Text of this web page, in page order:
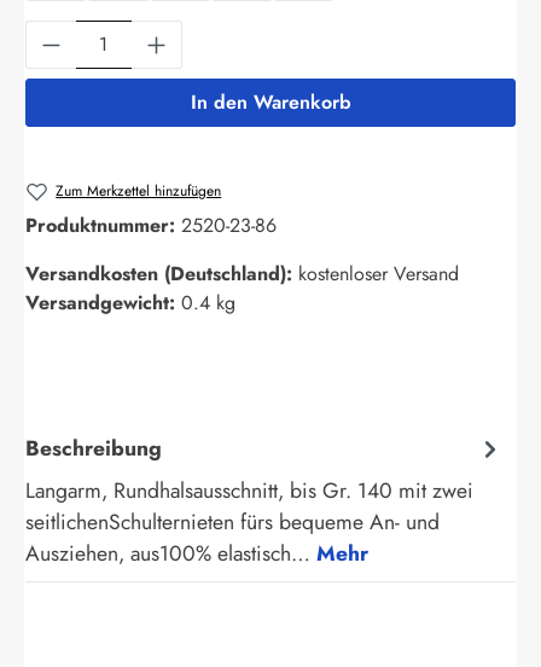
Produkt Anzahl: Gib den gewünschten
In den Warenkorb
Zum Merkzettel hinzufügen
Produktnummer: 2520-23-86
Versandkosten (Deutschland): kostenloser Versand
Versandgewicht: 0.4 kg
Beschreibung
Langarm, Rundhalsausschnitt, bis Gr. 140 mit zwei
seitlichenSchulternieten fürs bequeme An- und
Ausziehen, aus100% elastisch… Mehr